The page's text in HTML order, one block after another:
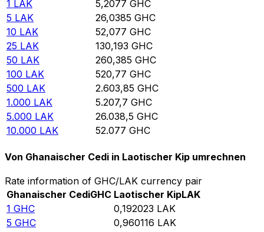
1 LAK 5,2077 GHC
5 LAK 26,0385 GHC
10 LAK 52,077 GHC
25 LAK 130,193 GHC
50 LAK 260,385 GHC
100 LAK 520,77 GHC
500 LAK 2.603,85 GHC
1.000 LAK 5.207,7 GHC
5.000 LAK 26.038,5 GHC
10.000 LAK 52.077 GHC
Von Ghanaischer Cedi in Laotischer Kip umrechnen
Rate information of GHC/LAK currency pair
Ghanaischer CediGHC Laotischer KipLAK
1 GHC 0,192023 LAK
5 GHC 0,960116 LAK